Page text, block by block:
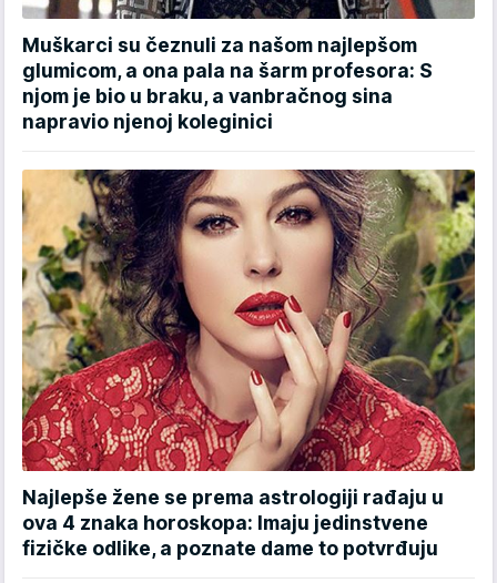
Muškarci su čeznuli za našom najlepšom
glumicom, a ona pala na šarm profesora: S
njom je bio u braku, a vanbračnog sina
napravio njenoj koleginici
Najlepše žene se prema astrologiji rađaju u
ova 4 znaka horoskopa: Imaju jedinstvene
fizičke odlike, a poznate dame to potvrđuju